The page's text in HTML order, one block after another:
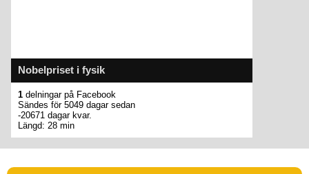
Nobelpriset i fysik
1 delningar på Facebook
Sändes för 5049 dagar sedan
-20671 dagar kvar.
Längd: 28 min